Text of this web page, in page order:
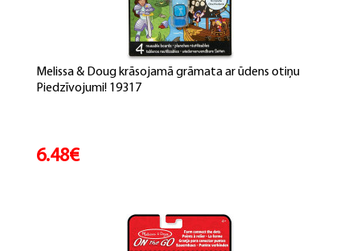
Melissa & Doug krāsojamā grāmata ar ūdens otiņu
Piedzīvojumi! 19317
6.48€